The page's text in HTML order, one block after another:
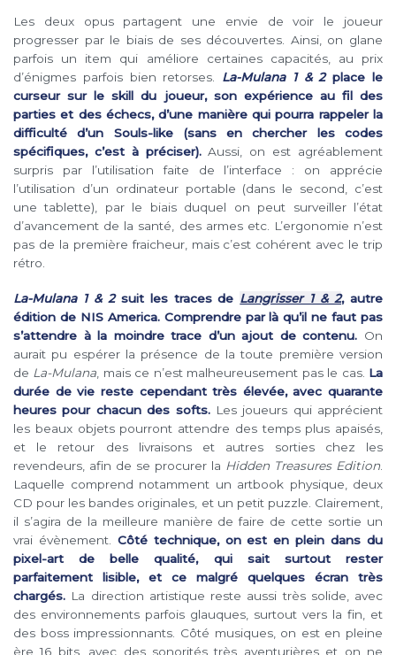
Les deux opus partagent une envie de voir le joueur
progresser par le biais de ses découvertes. Ainsi, on glane
parfois un item qui améliore certaines capacités, au prix
d’énigmes parfois bien retorses.
La-Mulana 1 & 2place le
curseur sur le skill du joueur, son expérience au fil des
parties et des échecs, d’une manière qui pourra rappeler la
difficulté d’un Souls-like (sans en chercher les codes
spécifiques, c’est à préciser).Aussi, on est agréablement
surpris par l’utilisation faite de l’interface : on apprécie
l’utilisation d’un ordinateur portable (dans le second, c’est
une tablette), par le biais duquel on peut surveiller l’état
d’avancement de la santé, des armes etc. L’ergonomie n’est
pas de la première fraicheur, mais c’est cohérent avec le trip
rétro.
La-Mulana 1 & 2suit les traces de Langrisser 1 & 2, autre
édition de NIS America. Comprendre par là qu’il ne faut pas
s’attendre à la moindre trace d’un ajout de contenu. On
aurait pu espérer la présence de la toute première version
de La-Mulana , mais ce n’est malheureusement pas le cas. La
durée de vie reste cependant très élevée, avec quarante
heures pour chacun des softs.Les joueurs qui apprécient
les beaux objets pourront attendre des temps plus apaisés,
et le retour des livraisons et autres sorties chez les
revendeurs, afin de se procurer la Hidden Treasures Edition
Laquelle comprend notamment un artbook physique, deux
CD pour les bandes originales, et un petit puzzle. Clairement,
il s’agira de la meilleure manière de faire de cette sortie un
vrai évènement. Côté technique, on est en plein dans du
pixel-art de belle qualité, qui sait surtout rester
parfaitement lisible, et ce malgré quelques écran très
chargés. La direction artistique reste aussi très solide, avec
des environnements parfois glauques, surtout vers la fin, et
des boss impressionnants. Côté musiques, on est en pleine
ère 16 bits, avec des sonorités très aventurières et on ne